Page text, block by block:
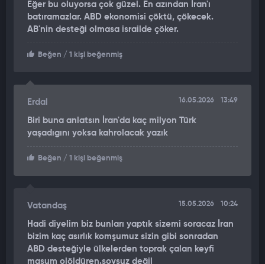
FETÖ TAKTİĞİ İSRAİL'E MALZEME OLDU
Fetullahçı Terör Örgütüne (FETÖ) yönelik operasyonda
Haberde FETÖ'nün "Havala" yöntemi İran olarak servis edildi.
Haberde, İran'ın para akışını kripto paralar, banka transferleri,
sürüldü. ABD'lilerin kripto borsalarını ve banka hesaplarını
"TÜRKİYE BORU HATTI VE ERDOĞAN OLMASAYDI
DAYANAMAZLARDI"
Eğer bu oluyorsa çok güzel. En azından İran'ı
batıramazlar. ABD ekonomisi çöktü, çökecek.
AB'nin desteği olmasa israilde çöker.
Beğen / 1 kişi beğenmiş
Erdal 16.05.2026 13:49
Biri buna anlatsın İran'da kaç milyon Türk
yaşadıgını yoksa kahrolacak yazık
Beğen / 1 kişi beğenmiş
Vatandaş 15.05.2026 10:24
Hadi diyelim biz bunları yaptık sizemi soracaz İran
bizim kaç asırlık komşumuz sizin gibi sonradan
ABD desteğiyle ülkelerden toprak çalan keyfi
masum olöldüren.soysuz değil